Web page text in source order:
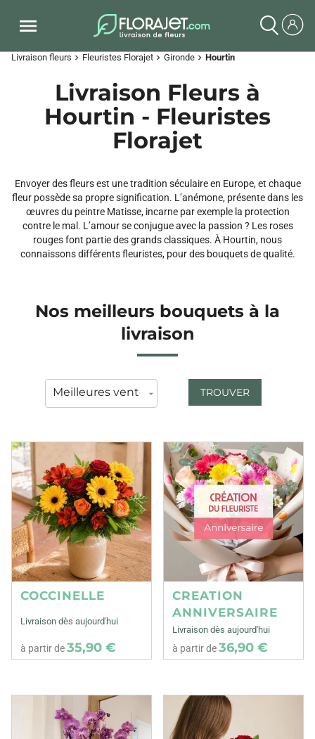
Livraison fleurs chevron_right Fleuristes Florajet chevron_right Gironde chevron_right Hourtin
Livraison Fleurs à
Hourtin - Fleuristes
Florajet
Envoyer des fleurs est une tradition séculaire en Europe, et chaque
fleur possède sa propre signification. L’anémone, présente dans les
œuvres du peintre Matisse, incarne par exemple la protection
contre le mal. L’amour se conjugue avec la passion ? Les roses
rouges font partie des grands classiques. À Hourtin, nous
connaissons différents fleuristes, pour des bouquets de qualité.
Nos meilleurs bouquets à la
livraison
TROUVER
COCCINELLE
Livraison dès aujourd'hui
à partir de35,90 €
CREATION
ANNIVERSAIRE
Livraison dès aujourd'hui
à partir de36,90 €